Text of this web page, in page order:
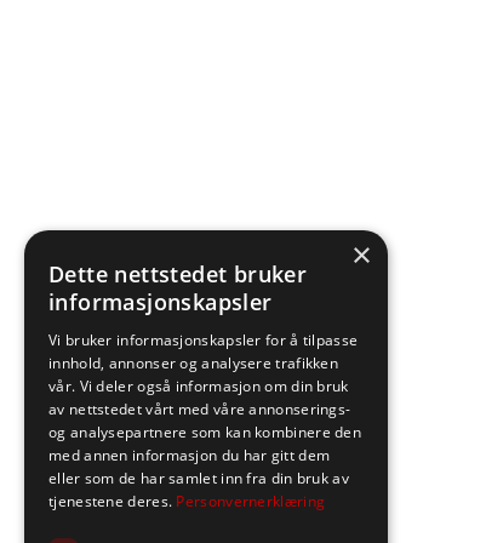
×
Dette nettstedet bruker
informasjonskapsler
Vi bruker informasjonskapsler for å tilpasse
innhold, annonser og analysere trafikken
vår. Vi deler også informasjon om din bruk
av nettstedet vårt med våre annonserings-
og analysepartnere som kan kombinere den
med annen informasjon du har gitt dem
eller som de har samlet inn fra din bruk av
tjenestene deres. Personvernerklæring